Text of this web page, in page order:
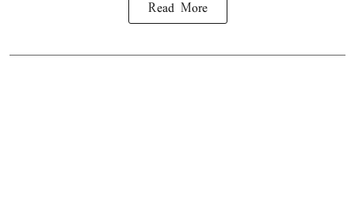
Read More